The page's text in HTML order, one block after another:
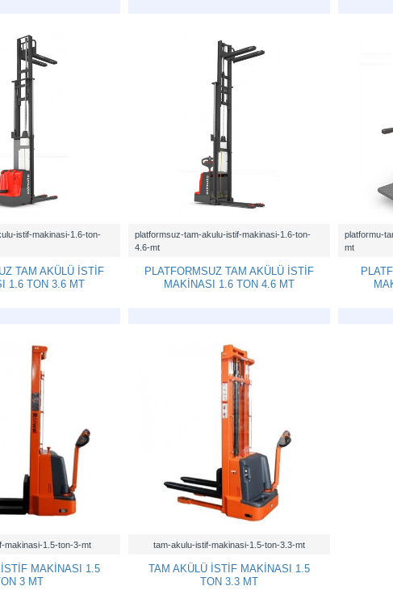
istif-makinasi-1.6-ton-
TAM AKÜLÜ İSTİF
1.6 TON 3.6 MT
platformsuz-tam-akulu-istif-makinasi-1.6-ton-
4.6-mt
PLATFORMSUZ TAM AKÜLÜ İSTİF
MAKİNASI 1.6 TON 4.6 MT
platformu-
mt
makinasi-1.5-ton-3-mt
MAKİNASI 1.5
3 MT
tam-akulu-istif-makinasi-1.5-ton-3.3-mt
TAM AKÜLÜ İSTİF MAKİNASI 1.5
TON 3.3 MT